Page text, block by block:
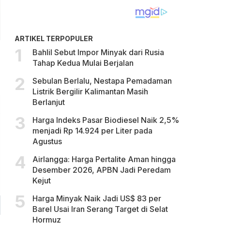
ARTIKEL TERPOPULER
Bahlil Sebut Impor Minyak dari Rusia
Tahap Kedua Mulai Berjalan
Sebulan Berlalu, Nestapa Pemadaman
Listrik Bergilir Kalimantan Masih
Berlanjut
Harga Indeks Pasar Biodiesel Naik 2,5%
menjadi Rp 14.924 per Liter pada
Agustus
Airlangga: Harga Pertalite Aman hingga
Desember 2026, APBN Jadi Peredam
Kejut
Harga Minyak Naik Jadi US$ 83 per
Barel Usai Iran Serang Target di Selat
Hormuz